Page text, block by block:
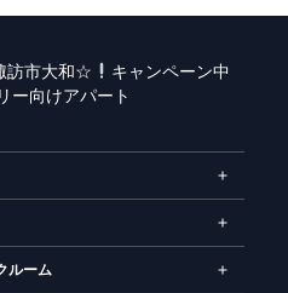
訪市大和☆
キャンペーン中
ー向けアパート
ルーム